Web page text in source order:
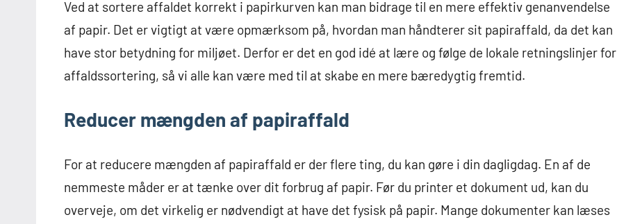
Ved at sortere affaldet korrekt i papirkurven kan man bidrage til en mere effektiv genanvendelse
af papir. Det er vigtigt at være opmærksom på, hvordan man håndterer sit papiraffald, da det kan
have stor betydning for miljøet. Derfor er det en god idé at lære og følge de lokale retningslinjer for
affaldssortering, så vi alle kan være med til at skabe en mere bæredygtig fremtid.
Reducer mængden af papiraffald
For at reducere mængden af papiraffald er der flere ting, du kan gøre i din dagligdag. En af de
nemmeste måder er at tænke over dit forbrug af papir. Før du printer et dokument ud, kan du
overveje, om det virkelig er nødvendigt at have det fysisk på papir. Mange dokumenter kan læses